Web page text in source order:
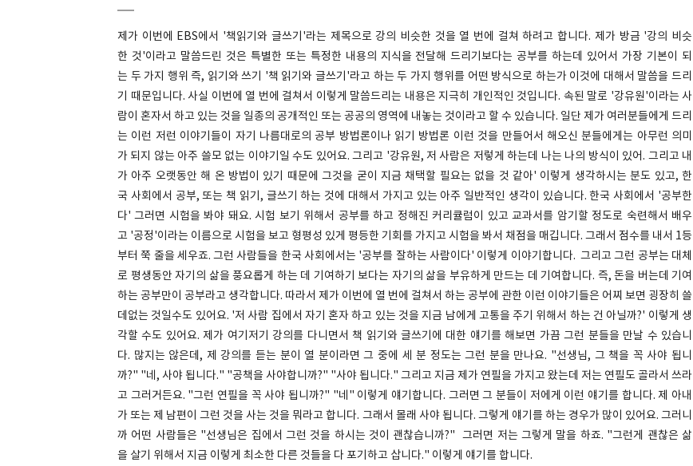
제가 이번에 EBS에서 '책읽기와 글쓰기'라는 제목으로 강의 비슷한 것을 열 번에 걸쳐 하려고 합니다. 제가 방금 '강의 비슷
한 것'이라고 말씀드린 것은 특별한 또는 특정한 내용의 지식을 전달해 드리기보다는 공부를 하는데 있어서 가장 기본이 되
는 두 가지 행위 즉, 읽기와 쓰기 '책 읽기와 글쓰기'라고 하는 두 가지 행위를 어떤 방식으로 하는가 이것에 대해서 말씀을 드리
기 때문입니다. 사실 이번에 열 번에 걸쳐서 이렇게 말씀드리는 내용은 지극히 개인적인 것입니다. 속된 말로 '강유원'이라는 사
람이 혼자서 하고 있는 것을 일종의 공개적인 또는 공공의 영역에 내놓는 것이라고 할 수 있습니다. 일단 제가 여러분들에게 드리
는 이런 저런 이야기들이 자기 나름대로의 공부 방법론이나 읽기 방법론 이런 것을 만들어서 해오신 분들에게는 아무런 의미
가 되지 않는 아주 쓸모 없는 이야기일 수도 있어요. 그리고 '강유원, 저 사람은 저렇게 하는데 나는 나의 방식이 있어. 그리고 내
가 아주 오랫동안 해 온 방법이 있기 때문에 그것을 굳이 지금 채택할 필요는 없을 것 같아' 이렇게 생각하시는 분도 있고, 한
국 사회에서 공부, 또는 책 읽기, 글쓰기 하는 것에 대해서 가지고 있는 아주 일반적인 생각이 있습니다. 한국 사회에서 '공부한
다' 그러면 시험을 봐야 돼요. 시험 보기 위해서 공부를 하고 정해진 커리큘럼이 있고 교과서를 암기할 정도로 숙련해서 배우
고 '공정'이라는 이름으로 시험을 보고 형평성 있게 평등한 기회를 가지고 시험을 봐서 채점을 매깁니다. 그래서 점수를 내서 1등
부터 쭉 줄을 세우죠. 그런 사람들을 한국 사회에서는 '공부를 잘하는 사람이다' 이렇게 이야기합니다. 그리고 그런 공부는 대체
로 평생동안 자기의 삶을 풍요롭게 하는 데 기여하기 보다는 자기의 삶을 부유하게 만드는 데 기여합니다. 즉, 돈을 버는데 기여
하는 공부만이 공부라고 생각합니다. 따라서 제가 이번에 열 번에 걸쳐서 하는 공부에 관한 이런 이야기들은 어찌 보면 굉장히 쓸
데없는 것일수도 있어요. '저 사람 집에서 자기 혼자 하고 있는 것을 지금 남에게 고통을 주기 위해서 하는 건 아닐까?' 이렇게 생
각할 수도 있어요. 제가 여기저기 강의를 다니면서 책 읽기와 글쓰기에 대한 얘기를 해보면 가끔 그런 분들을 만날 수 있습니
다. 많지는 않은데, 제 강의를 듣는 분이 열 분이라면 그 중에 세 분 정도는 그런 분을 만나요. "선생님, 그 책을 꼭 사야 됩니
까?" "네, 사야 됩니다." "공책을 사야합니까?" "사야 됩니다." 그리고 지금 제가 연필을 가지고 왔는데 저는 연필도 골라서 쓰라
고 그러거든요. "그런 연필을 꼭 사야 됩니까?" "네" 이렇게 얘기합니다. 그러면 그 분들이 저에게 이런 얘기를 합니다. 제 아내
가 또는 제 남편이 그런 것을 사는 것을 뭐라고 합니다. 그래서 몰래 사야 됩니다. 그렇게 얘기를 하는 경우가 많이 있어요. 그러니
까 어떤 사람들은 "선생님은 집에서 그런 것을 하시는 것이 괜찮습니까?" 그러면 저는 그렇게 말을 하죠. "그런게 괜찮은 삶
을 살기 위해서 지금 이렇게 최소한 다른 것들을 다 포기하고 삽니다." 이렇게 얘기를 합니다.